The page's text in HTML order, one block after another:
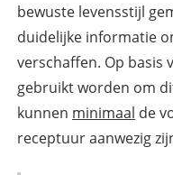
bewuste levensstijl
duidelijke informatie
verschaffen. Op basis
gebruikt worden om
kunnen minimaal de
receptuur aanwezig